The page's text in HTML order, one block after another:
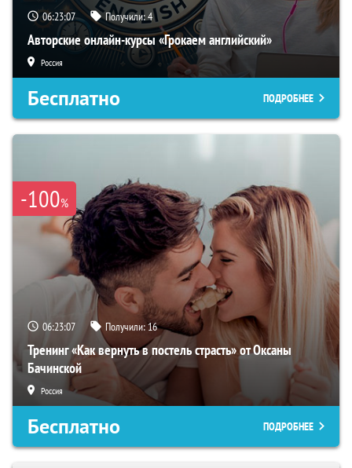
06:23:06 Получили:4
Авторские онлайн-курсы «Грокаем английский»
Россия
Бесплатно ПОДРОБНЕЕ
-100%
06:23:06 Получили:16
Тренинг «Как вернуть в постель страсть» от Оксаны
Бачинской
Россия
Бесплатно ПОДРОБНЕЕ